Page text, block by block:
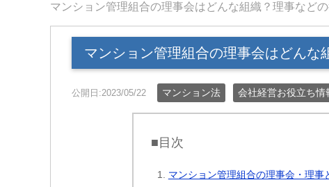
マンション管理組合の理事会はどんな組織？理事など
マンション管理組合の理事会はどんな
公開日:2023/05/22 マンション法 会社経営お役立ち情
■目次
マンション管理組合の理事会・理事